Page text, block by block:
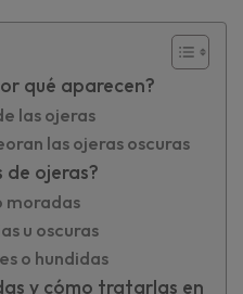
qué aparecen?
las ojeras
las ojeras oscuras
de ojeras?
moradas
u oscuras
o hundidas
y cómo tratarlas en